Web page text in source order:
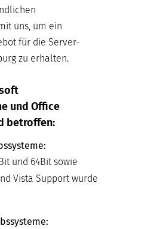
uns, um ein
für die Server-
zu erhalten.
und Office
betroffen:
und 64Bit sowie
Vista Support wurde